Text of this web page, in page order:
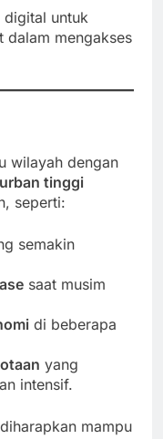
digital untuk
dalam mengakses
wilayah dengan
tinggi
seperti:
semakin
saat musim
di beberapa
yang
intensif.
mampu